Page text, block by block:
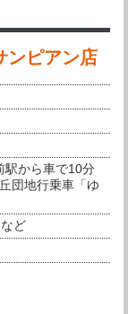
ンピアン店
駅から車で10分
団地行乗車「ゆ
ど